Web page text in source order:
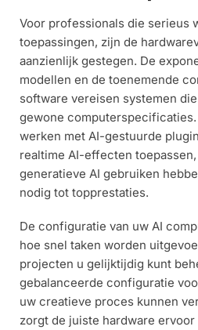
Voor professionals die serieus
toepassingen, zijn de
aanzienlijk gestegen. De
modellen en de toenemende
software vereisen systemen
gewone
werken met AI-gestuurde
realtime AI-effecten
generatieve AI gebruiken
nodig tot topprestaties.
De configuratie van uw AI
hoe snel taken worden
projecten u gelijktijdig kunt
gebalanceerde configuratie
uw creatieve proces kunnen
zorgt de juiste hardware ervoor